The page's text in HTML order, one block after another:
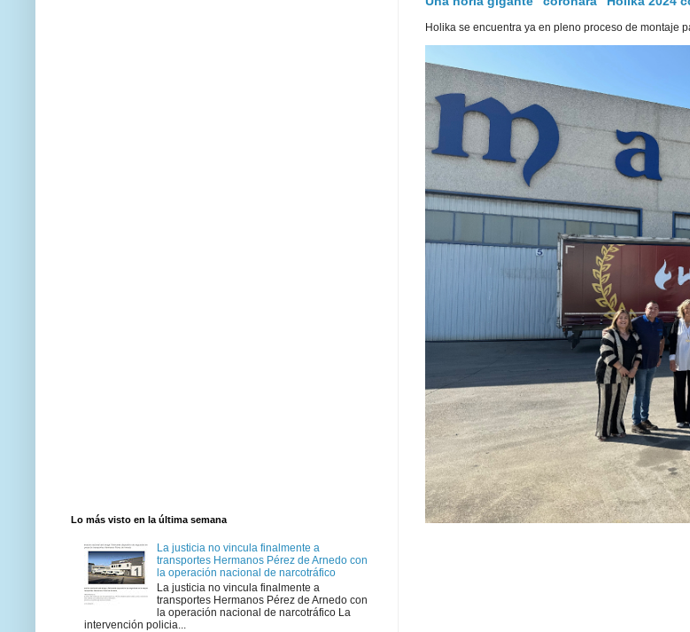
Holika se encuentra ya en pleno proceso de montaje
Lo más visto en la última semana
La justicia no vincula finalmente a
transportes Hermanos Pérez de Arnedo con
la operación nacional de narcotráfico
La justicia no vincula finalmente a
transportes Hermanos Pérez de Arnedo con
la operación nacional de narcotráfico La
intervención policia...